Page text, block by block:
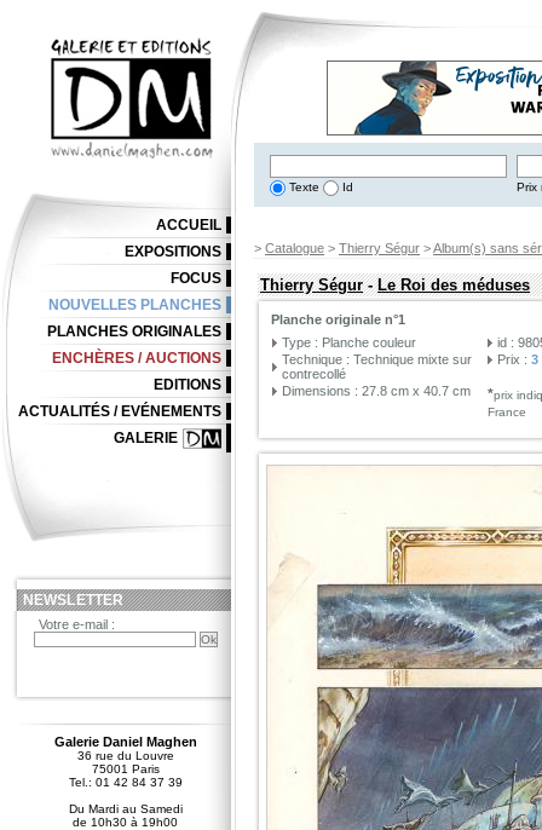
Texte Id Prix
> Catalogue > Thierry Ségur >Album(s) sans
Thierry Ségur-Le Roi des méduses
Planche originale n°1
Type : Planche couleur
Technique : Technique mixte sur
contrecollé
Dimensions : 27.8 cm x 40.7 cm
id :
Prix :3
*prix
France
ACCUEIL
EXPOSITIONS
FOCUS
NOUVELLES PLANCHES
PLANCHES ORIGINALES
ENCHÈRES / AUCTIONS
EDITIONS
ACTUALITÉS / EVÉNEMENTS
GALERIE
NEWSLETTER
Votre e-mail :
Galerie Daniel Maghen
36 rue du Louvre
75001 Paris
Tel.: 01 42 84 37 39
Du Mardi au Samedi
de 10h30 à 19h00